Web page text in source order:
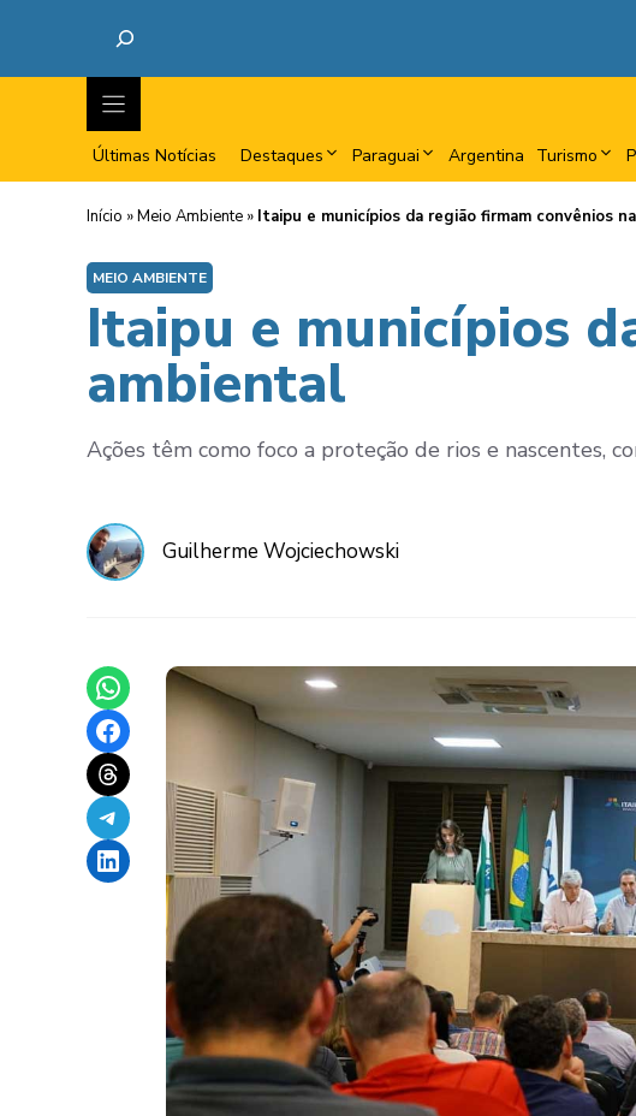
Últimas Notícias Destaques Paraguai Argentina Turismo
Início »Meio Ambiente » Itaipu e municípios da região firmam convênios
MEIO AMBIENTE
Itaipu e municípios
ambiental
Ações têm como foco a proteção de rios e nascentes,
Guilherme Wojciechowski
Share on WhatsApp
Share on Facebook
Share on Threads
Share on Telegram
Share on LinkedIn